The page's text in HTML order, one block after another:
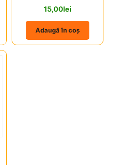
15,00lei
Adaugă în coș